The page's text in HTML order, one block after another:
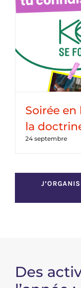
Soirée
la
24 septembre
Des